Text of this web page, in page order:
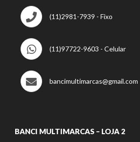
(11)2981-7939 - Fixo
(11)97722-9603 - Celular
bancimultimarcas@gmail.com
BANCI MULTIMARCAS – LOJA 2